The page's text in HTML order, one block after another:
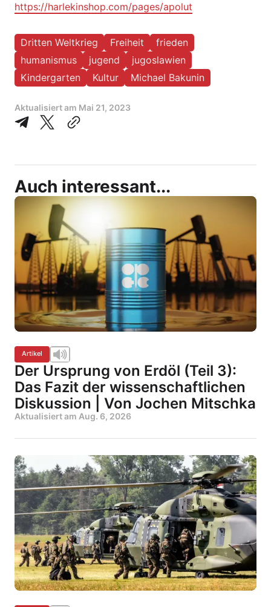
https://harlekinshop.com/pages/apolut
Dritten Weltkrieg Freiheit
frieden
humanismus
jugend
jugoslawien
Kindergarten
Kultur Michael Bakunin
Aktualisiert am Mai 21, 2023
Auch interessant...
Artikel
Der Ursprung von Erdöl (Teil 3):
Das Fazit der wissenschaftlichen
Diskussion | Von Jochen Mitschka
Aktualisiert am Aug. 6, 2026